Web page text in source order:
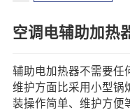
空调电辅助加热
辅助电加热器不需要任
维护方面比采用小型锅
装操作简单、维护方便